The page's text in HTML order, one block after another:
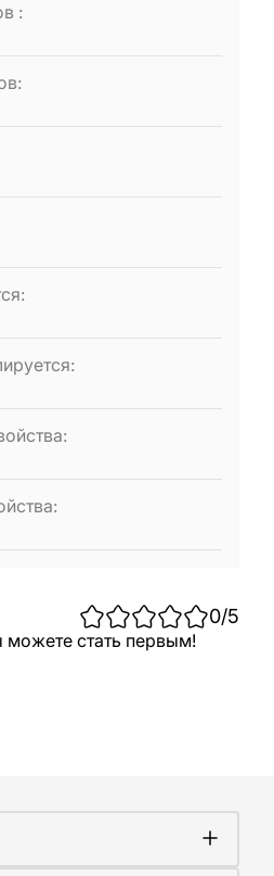
:
:
:
:
:
:
0/5
можете стать первым!